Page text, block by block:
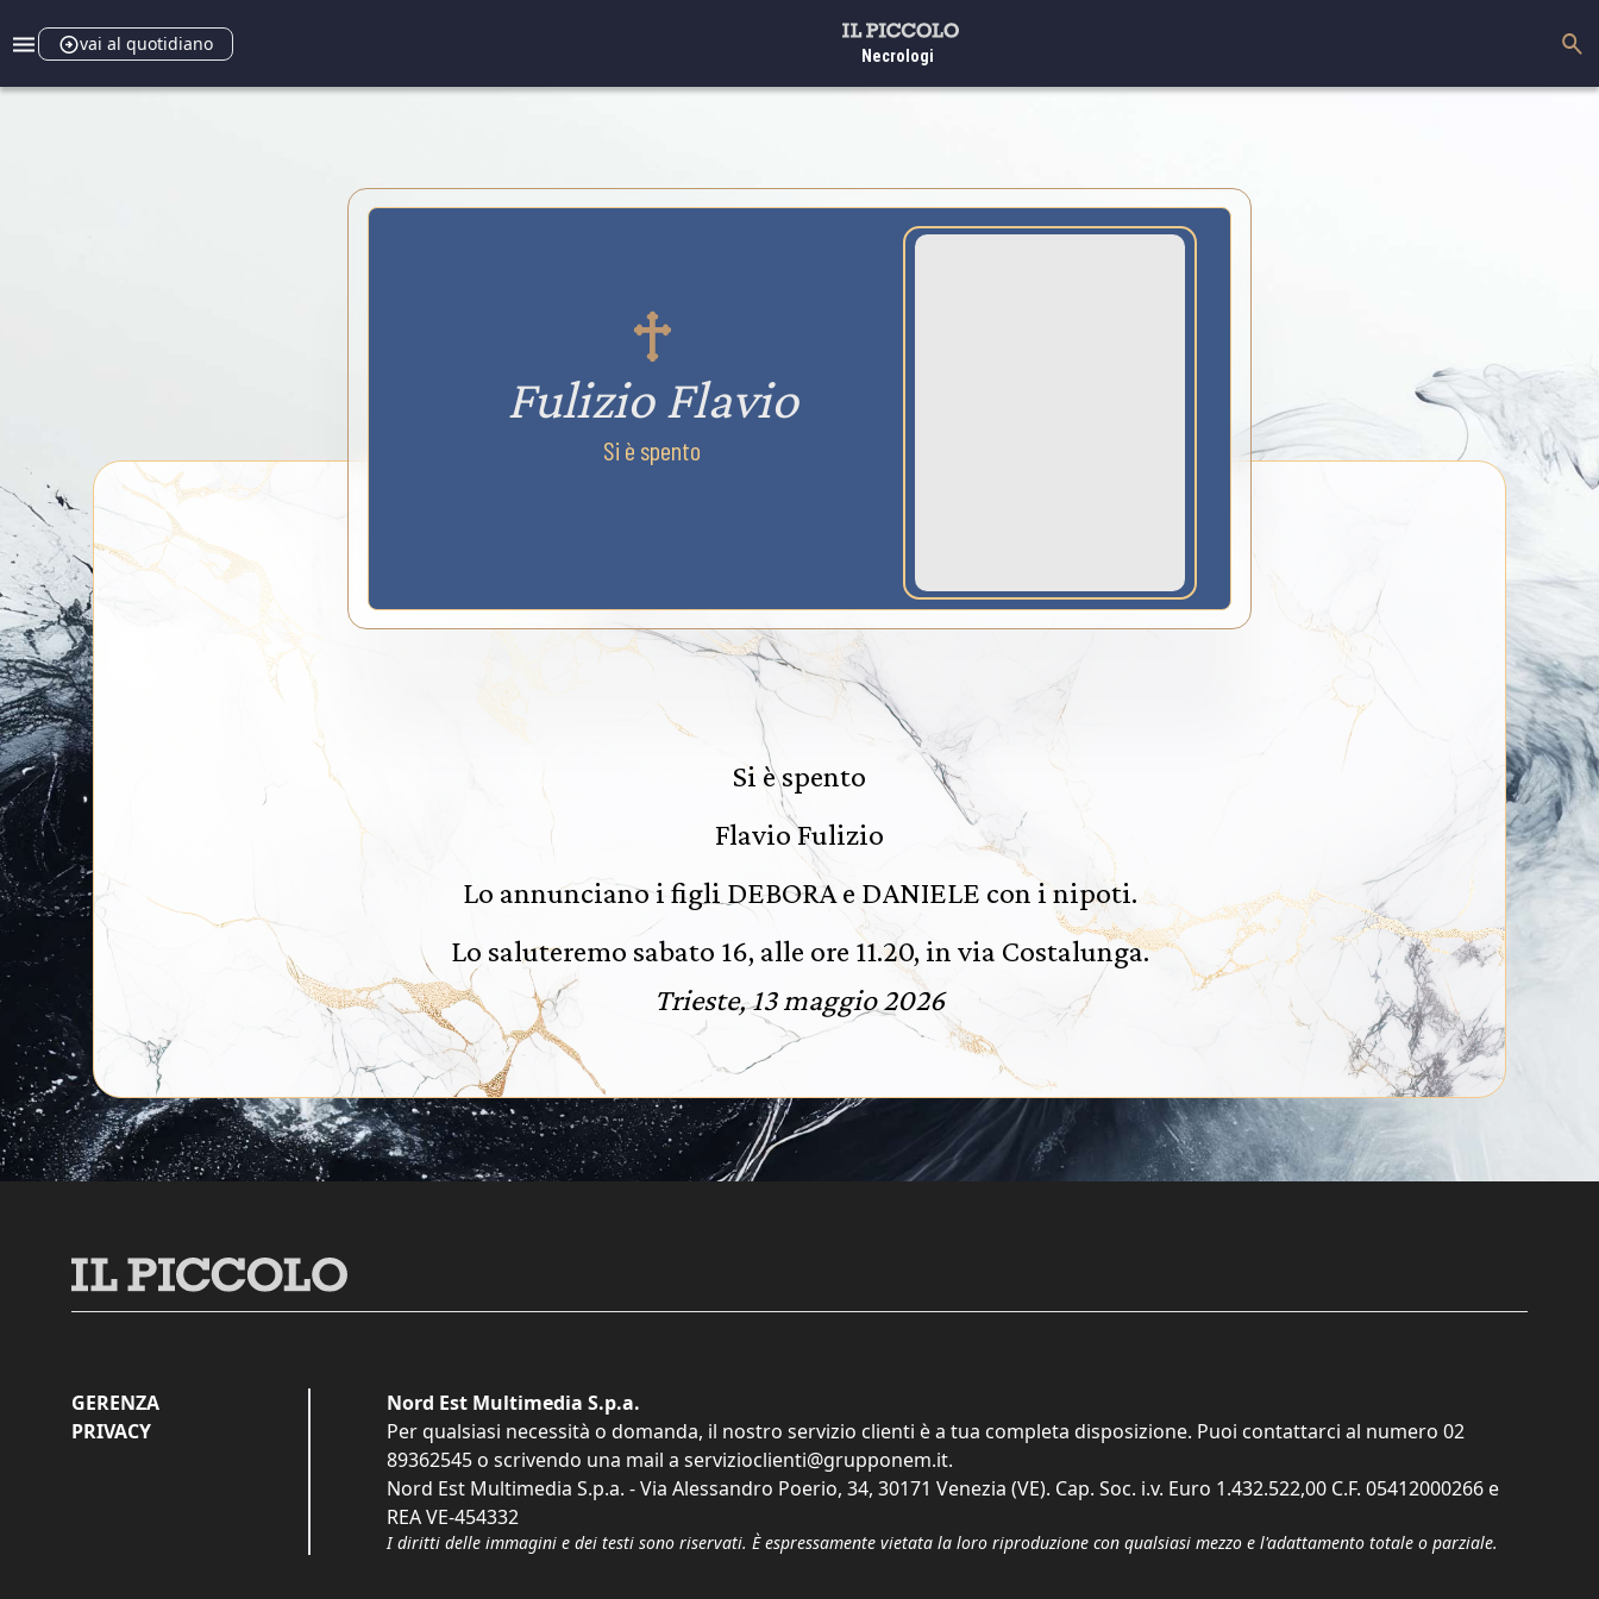
vai al quotidiano
Necrologi
Fulizio Flavio
Si è spento
Si è spento
Flavio Fulizio
Lo annunciano i figli DEBORA e DANIELE con i nipoti.
Lo saluteremo sabato 16, alle ore 11.20, in via Costalunga.
Trieste, 13 maggio 2026
GERENZA
PRIVACY
Nord Est Multimedia S.p.a.
Per qualsiasi necessità o domanda, il nostro servizio clienti è a tua completa disposizione. Puoi contattarci al numero 02
89362545 o scrivendo una mail a servizioclienti@grupponem.it.
Nord Est Multimedia S.p.a. - Via Alessandro Poerio, 34, 30171 Venezia (VE). Cap. Soc. i.v. Euro 1.432.522,00 C.F. 05412000266 e
REA VE-454332
I diritti delle immagini e dei testi sono riservati. È espressamente vietata la loro riproduzione con qualsiasi mezzo e l'adattamento totale o parziale.